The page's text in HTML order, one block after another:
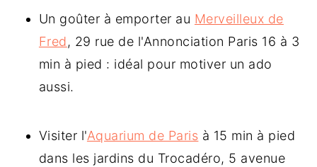
Un goûter à emporter au Merveilleux de
Fred, 29 rue de l'Annonciation Paris 16 à 3
min à pied : idéal pour motiver un ado
aussi.
Visiter l'Aquarium de Paris à 15 min à pied
dans les jardins du Trocadéro, 5 avenue